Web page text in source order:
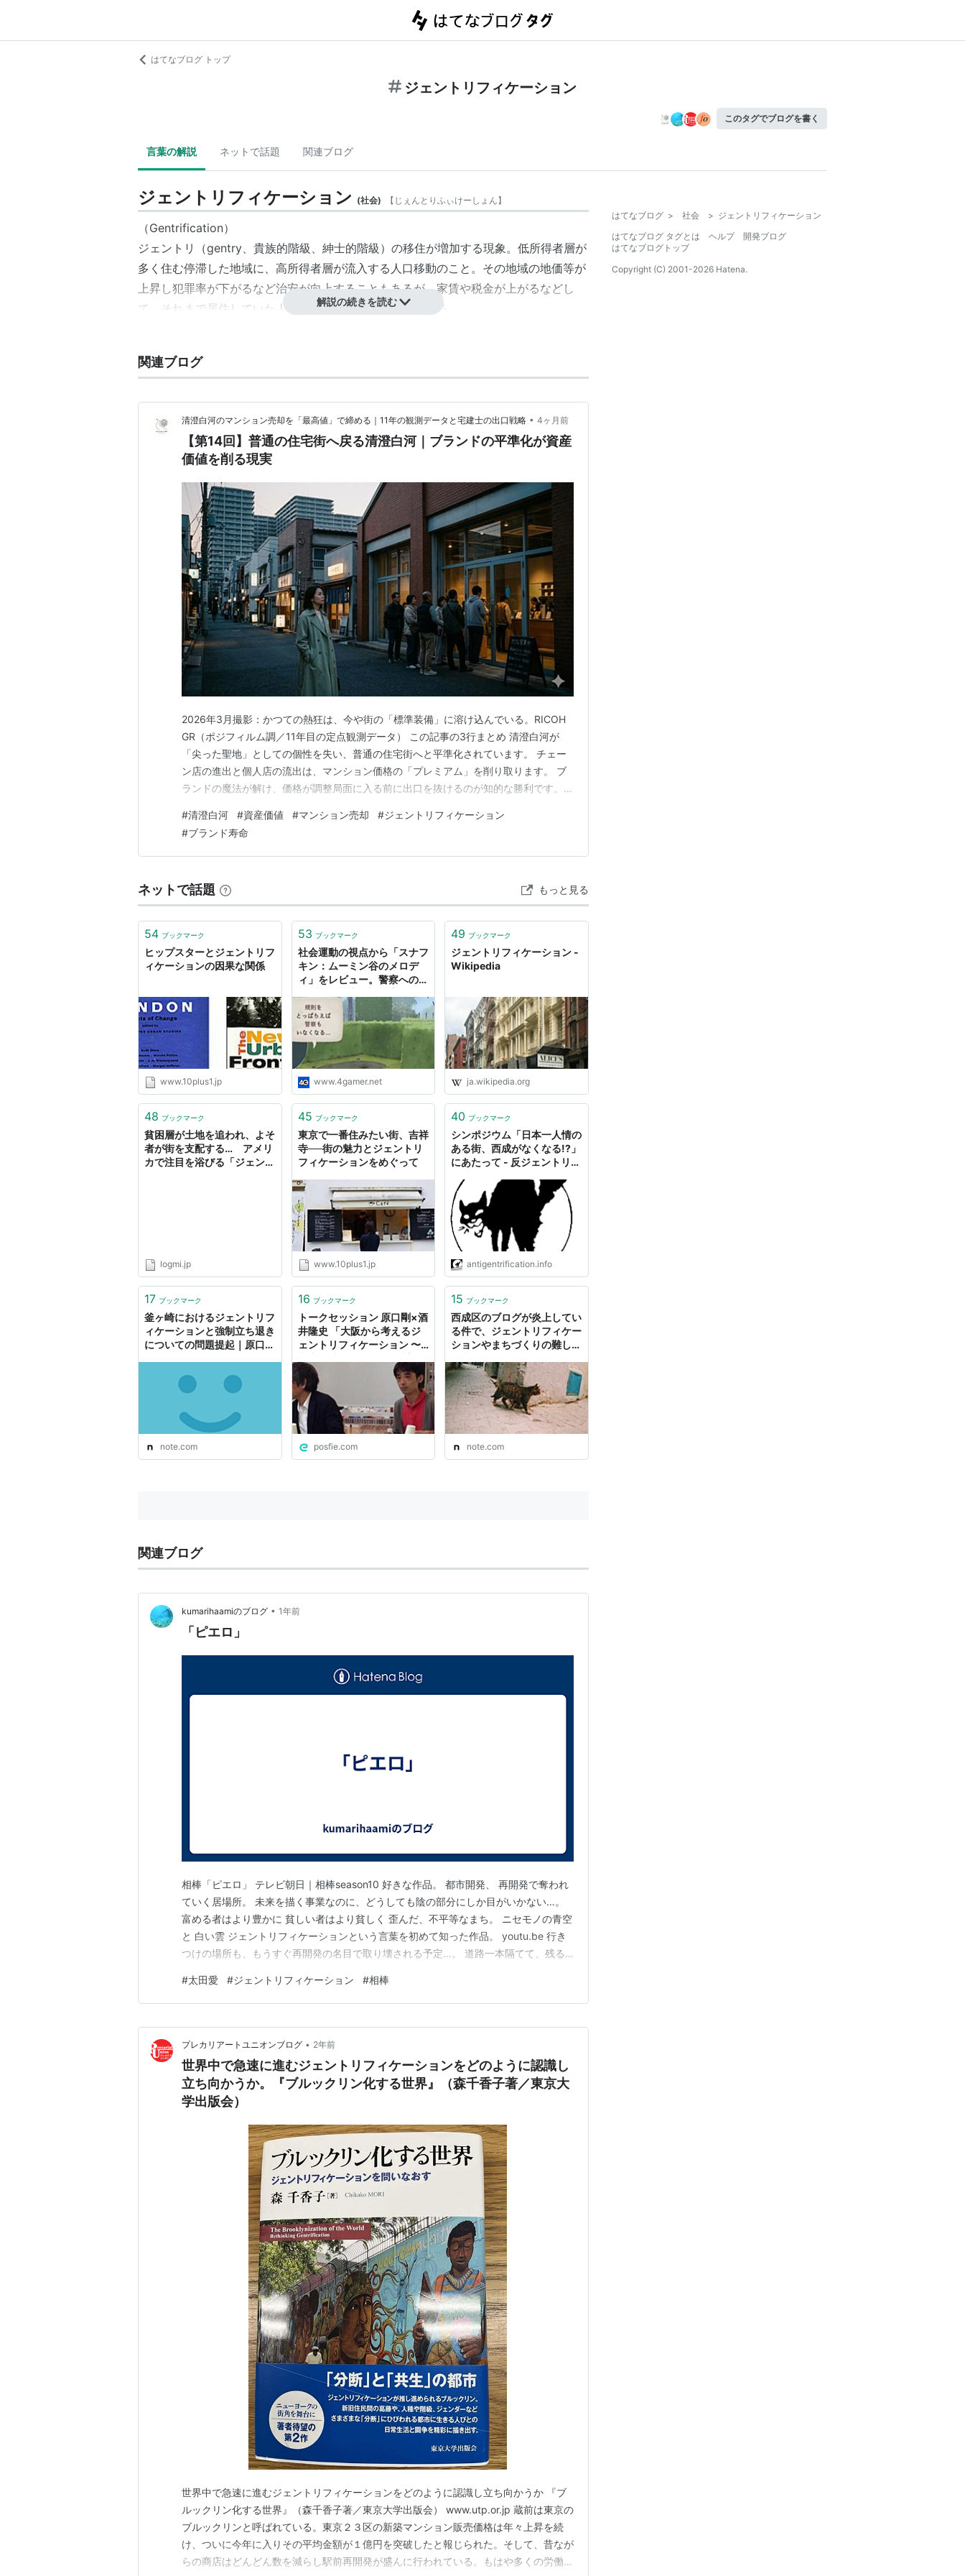
はてなブログ トップ
ジェントリフィケーション
このタグでブログを書く
言葉の解説 ネットで話題 関連ブログ
ジェントリフィケーション (社会) 【 じぇんとりふぃけーしょん】
（Gentrification）
ジェントリ
（gentry、貴族的階級、紳士的階級）の移住が増加する現象。 低所得者層が
多く住む停滞した地域に、 高所得者層が流入する 人口移動のこと。その地域の地価等が
上昇し犯罪率が下がるなど治安が向上することもあるが、家賃や税金が上がるなどし
て、それまで居住していた人々が居住できなくなる面がある。
ジェントル、
解説の続きを読む
関連ブログ
清澄白河のマンション売却を「最高値」で締める｜11年の観測データと宅建士の出口戦略 • 4ヶ月前
【第14回】普通の住宅街へ戻る清澄白河｜ブランドの平準化が資産
価値を削る現実
2026年3月撮影：かつての熱狂は、今や街の「標準装備」に溶け込んでいる。RICOH
GR（ポジフィルム調／11年目の定点観測データ） この記事の3行まとめ 清澄白河が
「尖った聖地」としての個性を失い、普通の住宅街へと平準化されています。 チェー
ン店の進出と個人店の流出は、マンション価格の「プレミアム」を削り取ります。 ブ
ランドの魔法が解け、価格が調整局面に入る前に出口を抜けるのが知的な勝利です。
限は坪450万〜500万円。しかし、街の平準化によりこのプレミアムは消失しつつあり
ます。「オシャレな街」という幻想が…
#清澄白河 #資産価値 #マンション売却 #ジェントリフィケーション
#ブランド寿命
ネットで話題 もっと見る
54 ブックマーク
ヒップスターとジェントリフ
ィケーションの因果な関係
www.10plus1.jp
53 ブックマーク
社会運動の視点から「スナフ
キン：ムーミン谷のメロデ
ィ」をレビュー。警察への抵
ントリフィケーションまで
www.4gamer.net
49 ブックマーク
ジェントリフィケーション -
Wikipedia
ja.wikipedia.org
48 ブックマーク
貧困層が土地を追われ、よそ
者が街を支配する… アメリ
カで注目を浴びる「ジェント
logmi.jp
45 ブックマーク
東京で一番住みたい街、吉祥
寺──街の魅力とジェントリ
フィケーションをめぐって
www.10plus1.jp
40 ブックマーク
シンポジウム「日本一人情の
ある街、西成がなくなる!?」
にあたって - 反ジェントリフ
antigentrification.info
17 ブックマーク
釜ヶ崎におけるジェントリフ
ィケーションと強制立ち退き
についての問題提起｜原口
note.com
16 ブックマーク
トークセッション 原口剛×酒
井隆史 「大阪から考えるジ
ェントリフィケーション 〜
紹介
posfie.com
15 ブックマーク
西成区のブログが炎上してい
る件で、ジェントリフィケー
ションやまちづくりの難しさ
note.com
関連ブログ
kumarihaamiのブログ • 1年前
「ピエロ」
相棒「ピエロ」 テレビ朝日｜相棒season10 好きな作品。 都市開発、 再開発で奪われ
ていく居場所。 未来を描く事業なのに、どうしても陰の部分にしか目がいかない…。
富める者はより豊かに 貧しい者はより貧しく 歪んだ、不平等なまち。 ニセモノの青空
と 白い雲 ジェントリフィケーションという言葉を初めて知った作品。 youtu.be 行き
つけの場所も、もうすぐ再開発の名目で取り壊される予定…。 道路一本隔てて、残る
やきが悲しかった。
#太田愛 #ジェントリフィケーション #相棒
プレカリアートユニオンブログ • 2年前
世界中で急速に進むジェントリフィケーションをどのように認識し
立ち向かうか。『ブルックリン化する世界』（森千香子著／東京大
学出版会）
世界中で急速に進むジェントリフィケーションをどのように認識し立ち向かうか 『ブ
ルックリン化する世界』（森千香子著／東京大学出版会） www.utp.or.jp 蔵前は東京の
ブルックリンと呼ばれている。東京２３区の新築マンション販売価格は年々上昇を続
け、ついに今年に入りその平均金額が１億円を突破したと報じられた。そして、昔なが
らの商店はどんどん数を減らし駅前再開発が盛んに行われている。もはや多くの労働者
はてなブログ > 社会 > ジェントリフィケーション
はてなブログ タグとは
ヘルプ
開発ブログ
はてなブログトップ
Copyright (C) 2001-2026 Hatena.